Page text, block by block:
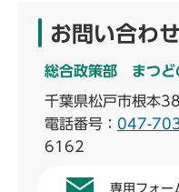
お問い合わせ
総合政策部 まつど
千葉県松戸市根本
電話番号： 047-
6162
専用フォー